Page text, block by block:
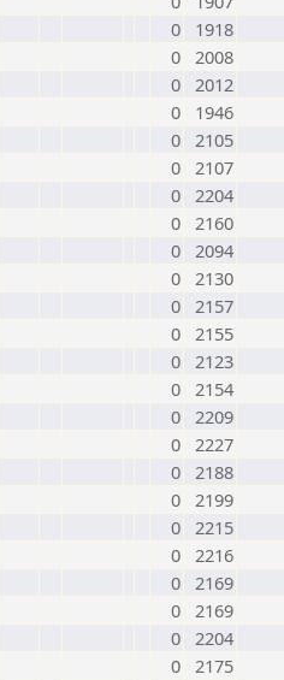
0
1918
0 2008
0 2012
0
1946
0 2105
0 2107
0 2204
0 2160
0 2094
0 2130
0 2157
0 2155
0 2123
0 2154
0 2209
0 2227
0 2188
0 2199
0 2215
0 2216
0 2169
0 2169
0 2204
0 2175